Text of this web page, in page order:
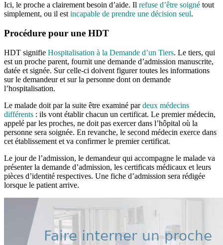
Ici, le proche a clairement besoin d’aide. Il refuse d’être soigné tout
simplement, ou il est incapable de prendre une décision seul.
Procédure pour une HDT
HDT signifie Hospitalisation à la Demande d’un Tiers. Le tiers, qui
est un proche parent, fournit une demande d’admission manuscrite,
datée et signée. Sur celle-ci doivent figurer toutes les informations
sur le demandeur et sur la personne dont on demande
l’hospitalisation.
Le malade doit par la suite être examiné pardeux médecins
différents : ils vont établir chacun un certificat. Le premier médecin,
appelé par les proches, ne doit pas exercer dans l’hôpital où la
personne sera soignée. En revanche, le second médecin exerce dans
cet établissement et va confirmer le premier certificat.
Le jour de l’admission, le demandeur qui accompagne le malade va
présenter la demande d’admission, les certificats médicaux et leurs
pièces d’identité respectives. Une fiche d’admission sera rédigée
lorsque le patient arrive.